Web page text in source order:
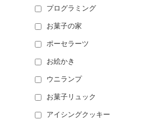
プログラミング
お菓子の家
ポーセラーツ
お絵かき
ウニランプ
お菓子リュック
アイシングクッキー